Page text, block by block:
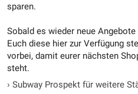
sparen.
Sobald es wieder neue
Euch diese hier zur Verfügung
vorbei, damit eurer nächsten
steht.
› Subway Prospekt für weitere